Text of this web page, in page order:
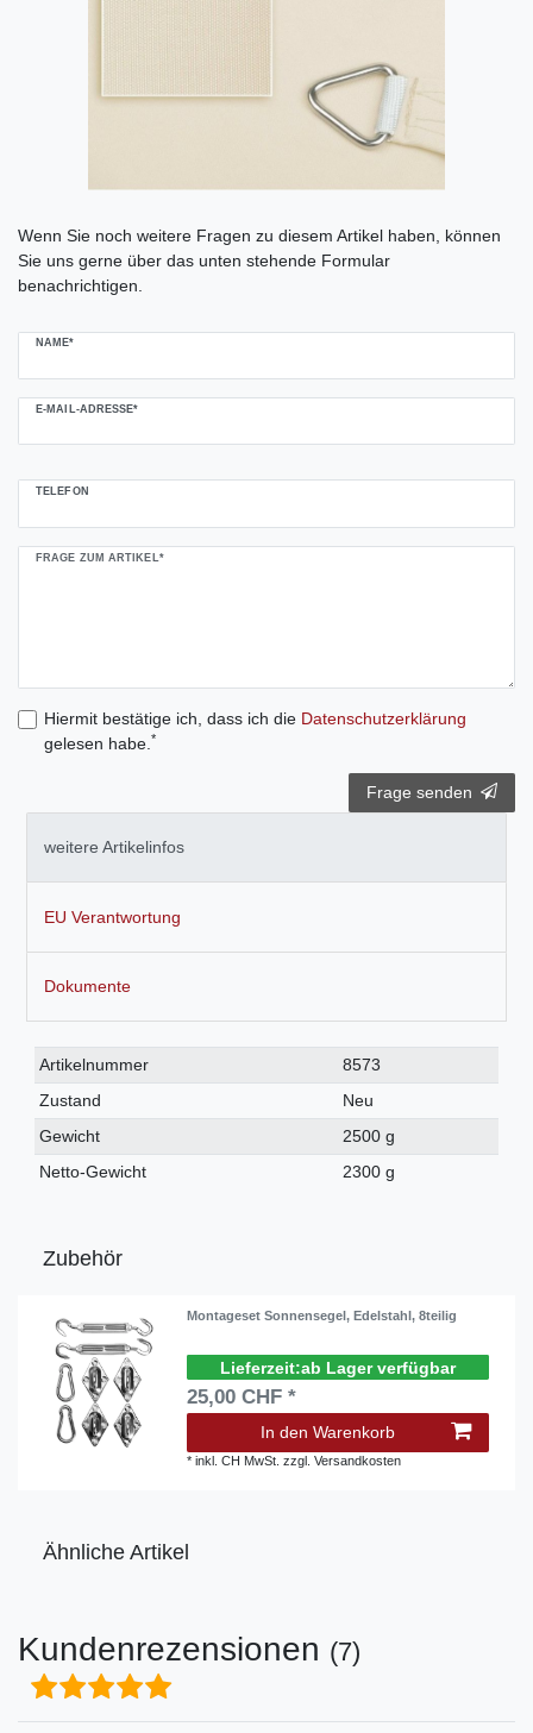
Wenn Sie noch weitere Fragen zu diesem Artikel haben, können
Sie uns gerne über das unten stehende Formular
benachrichtigen.
NAME*
E-MAIL-ADRESSE*
TELEFON
FRAGE ZUM ARTIKEL*
Hiermit bestätige ich, dass ich die Daten­schutz­erklärung
gelesen habe. *
Frage senden
weitere Artikelinfos
EU Verantwortung
Dokumente
Technisches
Merkmal
Wert
Artikelnummer
8573
Zustand
Neu
Gewicht
2500 g
Netto-Gewicht
2300 g
Zubehör
Montageset Sonnensegel, Edelstahl, 8teilig
ab Lager verfügbar
25,00 CHF *
In den Warenkorb
*inkl. CH MwSt. zzgl.Versandkosten
Ähnliche Artikel
Kundenrezensionen (7)